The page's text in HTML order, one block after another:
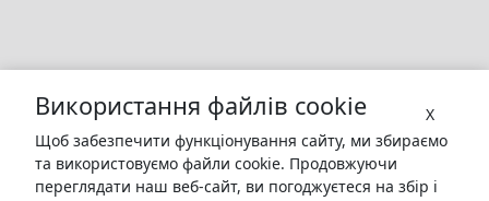
X
Використання файлів cookie
Щоб забезпечити функціонування сайту, ми збираємо
та використовуємо файли cookie. Продовжуючи
переглядати наш веб-сайт, ви погоджуєтеся на збір і